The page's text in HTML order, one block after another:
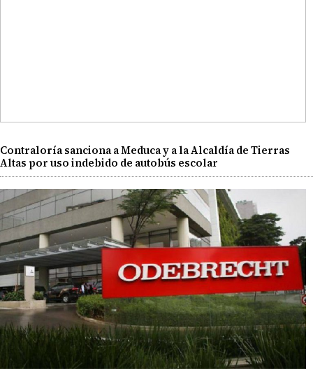
Contraloría sanciona a Meduca y a la Alcaldía de Tierras
Altas por uso indebido de autobús escolar